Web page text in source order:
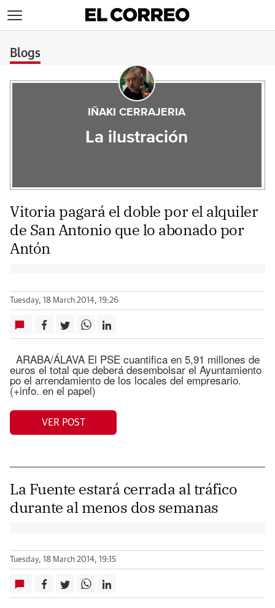
Blogs
IÑAKI CERRAJERIA
La ilustración
Vitoria pagará el doble por el alquiler
de San Antonio que lo abonado por
Antón
Tuesday, 18 March 2014, 19:26
ARABA/ÁLAVA El PSE cuantifica en 5,91 millones de
euros el total que deberá desembolsar el Ayuntamiento
po el arrendamiento de los locales del empresario.
(+info. en el papel)
VER POST
La Fuente estará cerrada al tráfico
durante al menos dos semanas
Tuesday, 18 March 2014, 19:15